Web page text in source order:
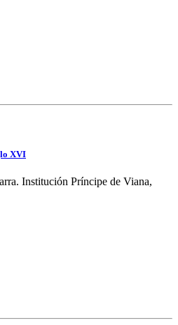
XVI
Institución Príncipe de Viana,